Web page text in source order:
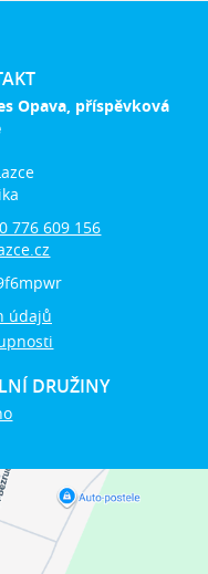
Opava, příspěvková
776 609 156
údajů
DRUŽINY